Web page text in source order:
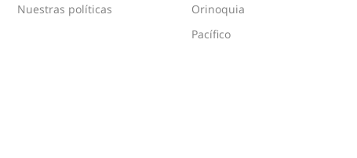
Nuestras políticas
Orinoquia
Pacífico